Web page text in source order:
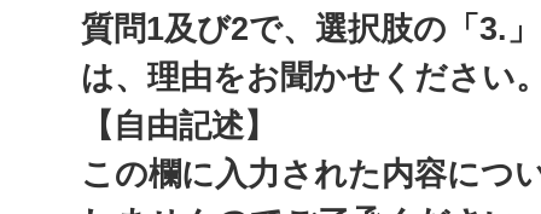
質問1及び2で、選択肢の「3.
は、理由をお聞かせください
【自由記述】
この欄に入力された内容につ